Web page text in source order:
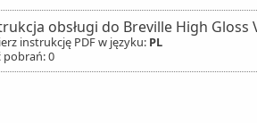
obsługi do Breville High Gloss
instrukcję PDF w języku: PL
pobrań: 0